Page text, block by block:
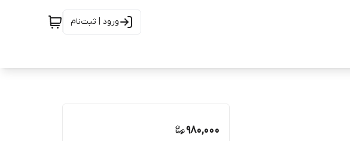
ورود | ثبت‌نام
980,000